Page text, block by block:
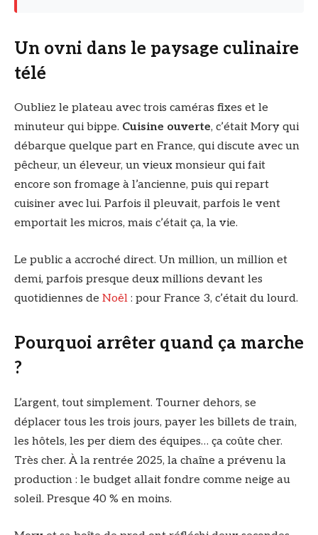
Un ovni dans le paysage culinaire
télé
Oubliez le plateau avec trois caméras fixes et le
minuteur qui bippe. Cuisine ouverte, c’était Mory qui
débarque quelque part en France, qui discute avec un
pêcheur, un éleveur, un vieux monsieur qui fait
encore son fromage à l’ancienne, puis qui repart
cuisiner avec lui. Parfois il pleuvait, parfois le vent
emportait les micros, mais c’était ça, la vie.
Le public a accroché direct. Un million, un million et
demi, parfois presque deux millions devant les
quotidiennes de Noël : pour France 3, c’était du lourd.
Pourquoi arrêter quand ça marche
?
L’argent, tout simplement. Tourner dehors, se
déplacer tous les trois jours, payer les billets de train,
les hôtels, les per diem des équipes… ça coûte cher.
Très cher. À la rentrée 2025, la chaîne a prévenu la
production : le budget allait fondre comme neige au
soleil. Presque 40 % en moins.